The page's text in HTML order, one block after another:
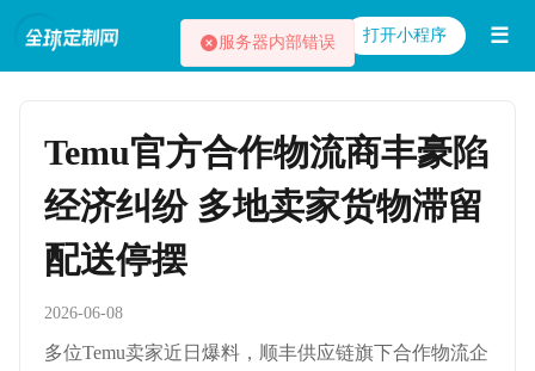
打开小程序 ☰
Temu官方合作物流商丰豪陷
经济纠纷 多地卖家货物滞留
配送停摆
2026-06-08
多位Temu卖家近日爆料，顺丰供应链旗下合作物流企
服务器内部错误